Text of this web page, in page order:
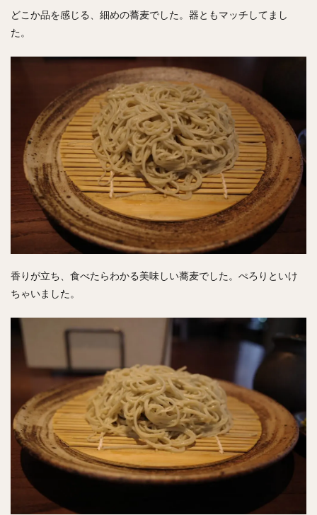
どこか品を感じる、細めの蕎麦でした。器ともマッチしてまし
た。
香りが立ち、食べたらわかる美味しい蕎麦でした。ぺろりといけ
ちゃいました。